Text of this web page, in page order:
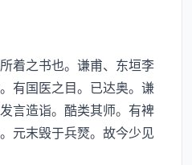
之书也。谦甫、东垣李
有国医之目。已达奥。谦
言造诣。酷类其师。有裨
元末毁于兵燹。故今少见